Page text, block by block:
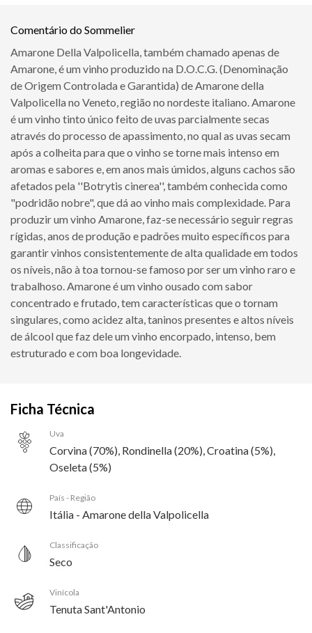
Comentário do Sommelier
Amarone Della Valpolicella, também chamado apenas de
Amarone, é um vinho produzido na D.O.C.G. (Denominação
de Origem Controlada e Garantida) de Amarone della
Valpolicella no Veneto, região no nordeste italiano. Amarone
é um vinho tinto único feito de uvas parcialmente secas
através do processo de apassimento, no qual as uvas secam
após a colheita para que o vinho se torne mais intenso em
aromas e sabores e, em anos mais úmidos, alguns cachos são
afetados pela ''Botrytis cinerea'', também conhecida como
"podridão nobre", que dá ao vinho mais complexidade. Para
produzir um vinho Amarone, faz-se necessário seguir regras
rígidas, anos de produção e padrões muito específicos para
garantir vinhos consistentemente de alta qualidade em todos
os níveis, não à toa tornou-se famoso por ser um vinho raro e
trabalhoso. Amarone é um vinho ousado com sabor
concentrado e frutado, tem características que o tornam
singulares, como acidez alta, taninos presentes e altos níveis
de álcool que faz dele um vinho encorpado, intenso, bem
estruturado e com boa longevidade.
Ficha Técnica
Uva
Corvina (70%), Rondinella (20%), Croatina (5%),
Oseleta (5%)
País - Região
Itália - Amarone della Valpolicella
Classificação
Seco
Vinícola
Tenuta Sant'Antonio